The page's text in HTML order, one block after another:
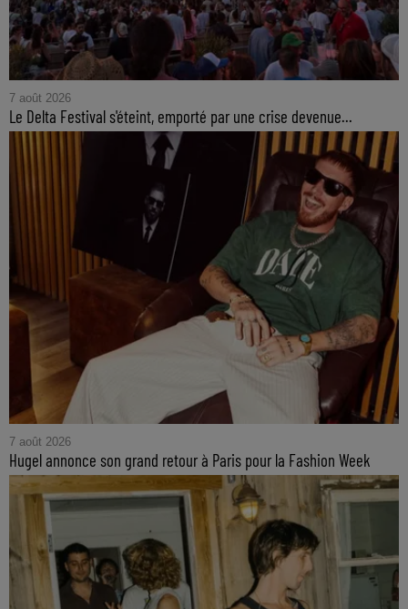
7 août 2026
Le Delta Festival s'éteint, emporté par une crise devenue...
7 août 2026
Hugel annonce son grand retour à Paris pour la Fashion Week